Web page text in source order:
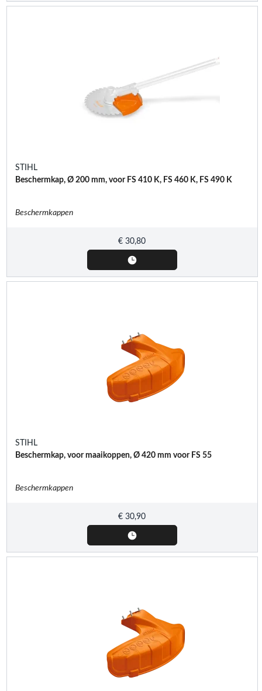
STIHL
Beschermkap, Ø 200 mm, voor FS 410 K, FS 460 K, FS 490 K
Beschermkappen
€ 30,80
STIHL
Beschermkap, voor maaikoppen, Ø 420 mm voor FS 55
Beschermkappen
€ 30,90